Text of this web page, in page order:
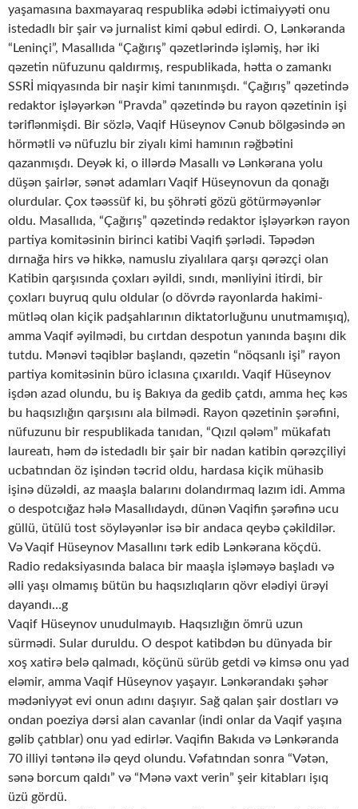
yaşamasına baxmayaraq respublika ədəbi ictimaiyyəti onu
istedadlı bir şair və jurnalist kimi qəbul edirdi. O, Lənkəranda
“Leninçi”, Masallıda “Çağırış” qəzetlərində işləmiş, hər iki
qəzetin nüfuzunu qaldırmış, respublikada, hətta o zamankı
SSRİ miqyasında bir naşir kimi tanınmışdı. “Çağırış” qəzetində
redaktor işləyərkən “Pravda” qəzetində bu rayon qəzetinin işi
təriflənmişdi. Bir sözlə, Vaqif Hüseynov Cənub bölgəsində ən
hörmətli və nüfuzlu bir ziyalı kimi hamının rəğbətini
qazanmışdı. Deyək ki, o illərdə Masallı və Lənkərana yolu
düşən şairlər, sənət adamları Vaqif Hüseynovun da qonağı
olurdular. Çox təəssüf ki, bu şöhrəti gözü götürməyənlər
oldu. Masallıda, “Çağırış” qəzetində redaktor işləyərkən rayon
partiya komitəsinin birinci katibi Vaqifi şərlədi. Təpədən
dırnağa hirs və hikkə, namuslu ziyalılara qarşı qərəzçi olan
Katibin qarşısında çoxları əyildi, sındı, mənliyini itirdi, bir
çoxları buyruq qulu oldular (o dövrdə rayonlarda hakimi-
mütləq olan kiçik padşahlarının diktatorluğunu unutmamışıq),
amma Vaqif əyilmədi, bu cırtdan despotun yanında başını dik
tutdu. Mənəvi təqiblər başlandı, qəzetin “nöqsanlı işi” rayon
partiya komitəsinin büro iclasına çıxarıldı. Vaqif Hüseynov
işdən azad olundu, bu iş Bakıya da gedib çatdı, amma heç kəs
bu haqsızlığın qarşısını ala bilmədi. Rayon qəzetinin şərəfini,
nüfuzunu bir respublikada tanıdan, “Qızıl qələm” mükafatı
laureatı, həm də istedadlı bir şair bir nadan katibin qərəzçiliyi
ucbatından öz işindən təcrid oldu, hardasa kiçik mühasib
işinə düzəldi, az maaşla balarını dolandırmaq lazım idi. Amma
o despotcığaz hələ Masallıdaydı, dünən Vaqifin şərəfinə ucu
güllü, ütülü tost söyləyənlər isə bir andaca qeybə çəkildilər.
Və Vaqif Hüseynov Masallını tərk edib Lənkərana köçdü.
Radio redaksiyasında balaca bir maaşla işləməyə başladı və
əlli yaşı olmamış bütün bu haqsızlıqların qövr elədiyi ürəyi
dayandı…g
Vaqif Hüseynov unudulmayıb. Haqsızlığın ömrü uzun
sürmədi. Sular duruldu. O despot katibdən bu dünyada bir
xoş xatirə belə qalmadı, köçünü sürüb getdi və kimsə onu yad
eləmir, amma Vaqif Hüseynov yaşayır. Lənkərandakı şəhər
mədəniyyət evi onun adını daşıyır. Sağ qalan şair dostları və
ondan poeziya dərsi alan cavanlar (indi onlar da Vaqif yaşına
gəlib çatıblar) onu yad edirlər. Vaqifin Bakıda və Lənkəranda
70 illiyi təntənə ilə qeyd olundu. Vəfatından sonra “Vətən,
sənə borcum qaldı” və “Mənə vaxt verin” şeir kitabları işıq
üzü gördü.